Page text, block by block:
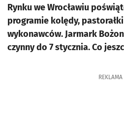
Rynku we Wrocławiu
programie kolędy,
wykonawców. Jarmark
czynny do 7 stycznia. Co
REKLAMA